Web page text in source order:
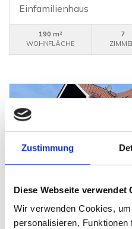
Zustimmung
Diese Webseite verwendet
Wir verwenden Cookies,
personalisieren,
Einfamilienhaus
190 m²
WOHNFLÄCHE
7
850.000,- €
Augsburg
Aufgeteiltes,
verkaufen